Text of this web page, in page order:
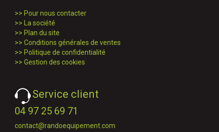
>> Pour nous contacter
>>
La société
>> Plan du site
>> Conditions générales de ventes
>> Politique de confidentialité
>> Gestion des cookies
Service client
04 97 25 69 71
contact@randoequipement.com